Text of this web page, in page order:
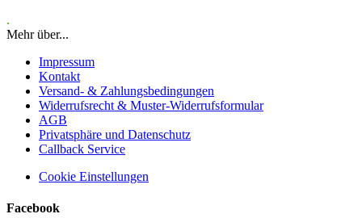
.
Mehr über...
Impressum
Kontakt
Versand- & Zahlungsbedingungen
Widerrufsrecht & Muster-Widerrufsformular
AGB
Privatsphäre und Datenschutz
Callback Service
Cookie Einstellungen
Facebook